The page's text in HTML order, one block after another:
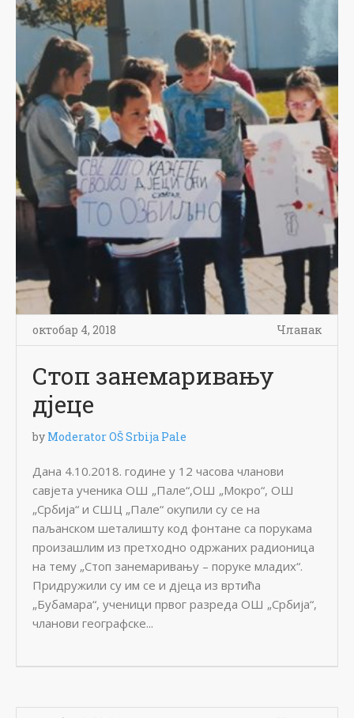
октобар 4, 2018 Чланак
Стоп занемаривању
дјеце
by Moderator OŠ Srbija Pale
Дана 4.10.2018. године у 12 часова чланови
савјета ученика ОШ „Пале“,ОШ „Мокро“, ОШ
„Србија“ и СШЦ „Пале“ окупили су се на
паљанском шеталишту код фонтане са порукама
произашлим из претходно одржаних радионица
на тему „Стоп занемаривању – поруке младих“.
Придружили су им се и дјеца из вртића
„Бубамара“, ученици првог разреда ОШ „Србија“,
чланови географске...